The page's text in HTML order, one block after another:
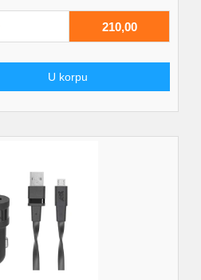
210,00
U korpu